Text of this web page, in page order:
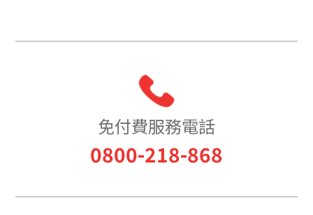
免付費服務電話
0800-218-868